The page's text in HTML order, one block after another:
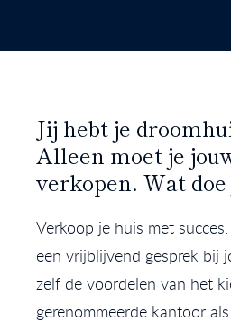
Jij hebt je
Alleen moet je
verkopen. Wat doe
Verkoop je huis met
een vrijblijvend gesprek bij
zelf de voordelen van het
gerenommeerde kantoor